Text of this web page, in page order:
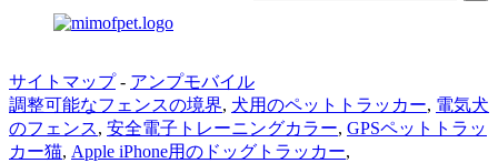
サイトマップ - アンプモバイル
調整可能なフェンスの境界, 犬用のペットトラッカー, 電気犬
のフェンス, 安全電子トレーニングカラー, GPSペットトラッ
カー猫, Apple iPhone用のドッグトラッカー,